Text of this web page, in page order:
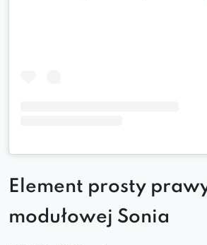
Element prosty
modułowej Sonia